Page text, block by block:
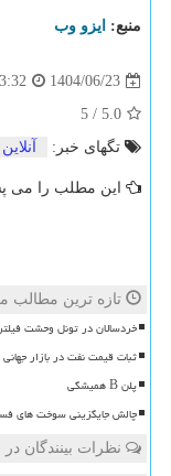
منبع: ایزو وب
1404/06/23
5.0
/
5
تگهای خبر:
آنلاین
این مطلب را می
تازه ترین مطالب
خردسالان در تونل وحشت
ثبات قیمت نفت در بازار جهانی
پلن B همیشگی
چالش جایگزینی سوخت های
نظرات بینندگان